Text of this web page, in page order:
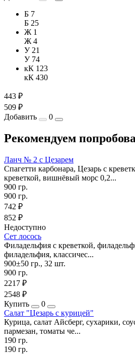
Б 7
Б 25
Ж 1
Ж 4
У 21
У 74
кК 123
кК 430
443 ₽
509 ₽
Добавить
0
Рекомендуем
Ланч № 2 с Цезарем
Спагетти карбонара, Цезарь с
креветкой, вишнёвый морс 0,2...
900 гр.
900 гр.
742 ₽
852 ₽
Недоступно
Сет лосось
Филадельфия с креветкой,
филадельфия, классичес...
900±50 гр., 32 шт.
900 гр.
2217 ₽
2548 ₽
Купить
0
Салат "Цезарь с курицей"
Курица, салат Айсберг, сухарики,
пармезан, томаты че...
190 гр.
190 гр.